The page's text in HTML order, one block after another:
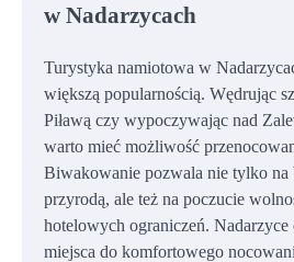
w Nadarzycach
Turystyka namiotowa w
większą popularnością. Wędrując
Piławą czy wypoczywając nad
warto mieć możliwość
Biwakowanie pozwala nie tylko na
przyrodą, ale też na poczucie
hotelowych ograniczeń.
miejsca do komfortowego